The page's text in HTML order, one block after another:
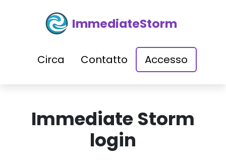
ImmediateStorm
Circa Contatto Accesso
Immediate Storm
login